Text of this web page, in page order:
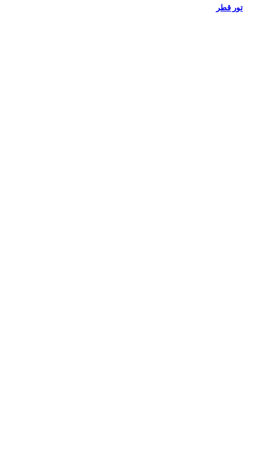
تور قطر